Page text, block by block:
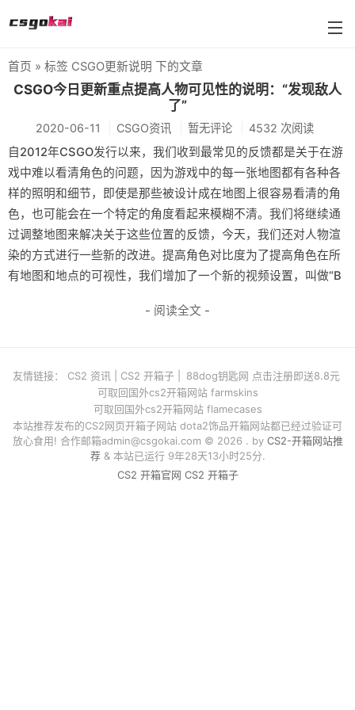
farmskins
88dog
flamecases
88hash-jp
首页 » 标签 CSGO更新说明 下的文章
CSGO今日更新重点提高人物可见性的说明：“发现敌人
了”
2020-06-11 CSGO资讯 暂无评论 4532 次阅读
自2012年CSGO发行以来，我们收到最常见的反馈都是关于在游
戏中难以看清角色的问题，因为游戏中的每一张地图都有各种各
样的照明和细节，即使是那些被设计成在地图上很容易看清的角
色，也可能会在一个特定的角度看起来模糊不清。我们将继续通
过调整地图来解决关于这些位置的反馈，今天，我们还对人物渲
染的方式进行一些新的改进。提高角色对比度为了提高角色在所
有地图和地点的可视性，我们增加了一个新的视频设置，叫做“B
- 阅读全文 -
友情链接： CS2 资讯 CS2 开箱子
88dog钥匙网 点击注册即送8.8元
可取回国外cs2开箱网站 farmskins
可取回国外cs2开箱网站 flamecases
本站推荐发布的CS2网页开箱子网站 dota2饰品开箱网站都已经过验证可
放心食用! 合作邮箱admin@csgokai.com© 2026 . by CS2-开箱网站推
荐& 本站已运行 9年28天13小时25分.
CS2 开箱官网 CS2 开箱子